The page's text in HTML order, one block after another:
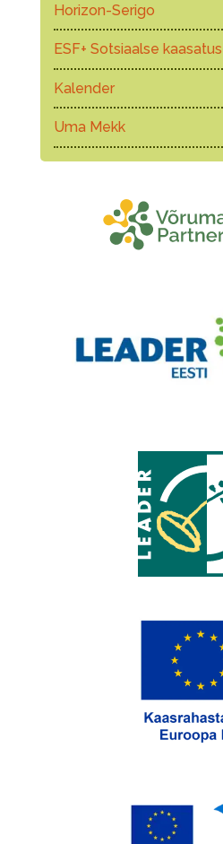
Horizon-Serigo
ESF+ Sotsiaalse
Kalender
Uma Mekk